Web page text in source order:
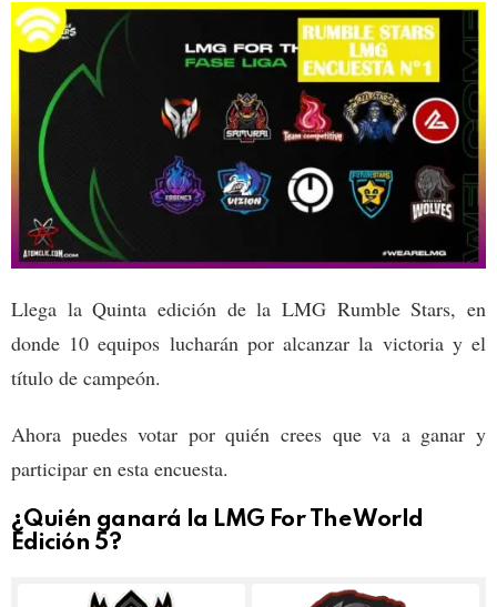
Llega la Quinta edición de la LMG Rumble Stars, en
donde 10 equipos lucharán por alcanzar la victoria y el
título de campeón.
Ahora puedes votar por quién crees que va a ganar y
participar en esta encuesta.
¿Quién ganará la LMG For The World
Edición 5?